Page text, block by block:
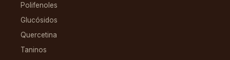
Polifenoles
Glucósidos
Quercetina
Taninos